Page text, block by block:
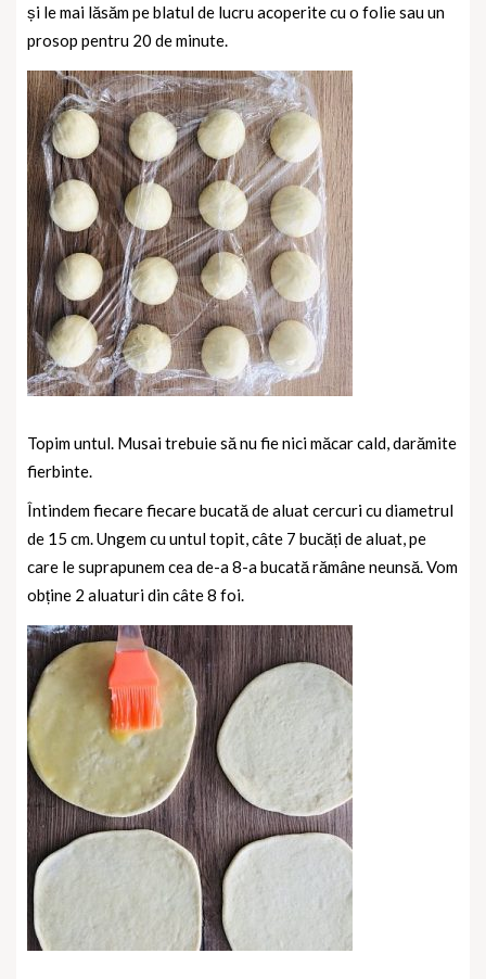
și le mai lăsăm pe blatul de lucru acoperite cu o folie sau un
prosop pentru 20 de minute.
Topim untul. Musai trebuie să nu fie nici măcar cald, darămite
fierbinte.
Întindem fiecare fiecare bucată de aluat cercuri cu diametrul
de 15 cm.Ungem cu untul topit, câte 7 bucăți de aluat, pe
care le suprapunem cea de-a 8-a bucată rămâne neunsă. Vom
obține 2 aluaturi din câte 8 foi.